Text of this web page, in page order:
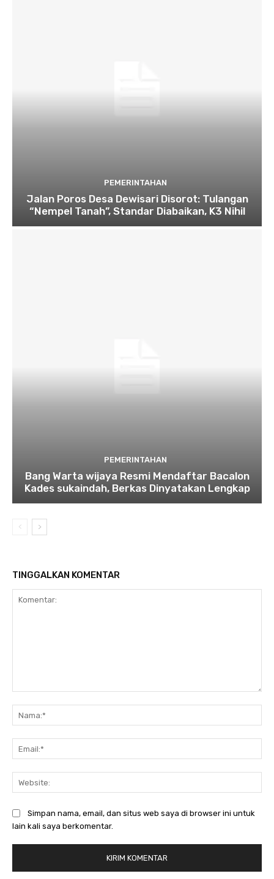
PEMERINTAHAN
Jalan Poros Desa Dewisari Disorot: Tulangan
“Nempel Tanah”, Standar Diabaikan, K3 Nihil
PEMERINTAHAN
Bang Warta wijaya Resmi Mendaftar Bacalon
Kades sukaindah, Berkas Dinyatakan Lengkap
TINGGALKAN KOMENTAR
Simpan nama, email, dan situs web saya di browser ini untuk
lain kali saya berkomentar.